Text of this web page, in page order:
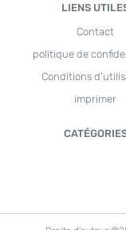
LIENS
Contact
politique de
Conditions
imprimer